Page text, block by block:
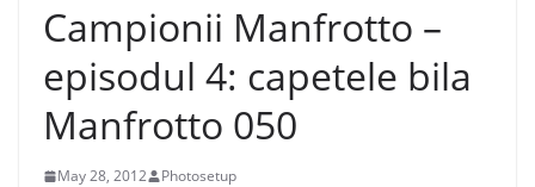
Campionii Manfrotto –
episodul 4: capetele bila
Manfrotto 050
May 28, 2012 Photosetup